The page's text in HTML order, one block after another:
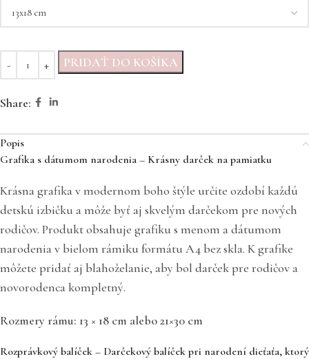
PRIDAŤ DO KOŠÍKA
Share:
Popis
Grafika s dátumom narodenia – Krásny darček na pamiatku
Krásna grafika v modernom boho štýle určite ozdobí každú
detskú izbičku a môže byť aj skvelým darčekom pre nových
rodičov. Produkt obsahuje grafiku s menom a dátumom
narodenia v bielom rámiku formátu A4 bez skla. K grafike
môžete pridať aj blahoželanie, aby bol darček pre rodičov a
novorodenca kompletný.
Rozmery rámu: 13 × 18 cm alebo 21×30 cm
Rozprávkový balíček – Darčekový balíček pri narodení dieťaťa, ktorý